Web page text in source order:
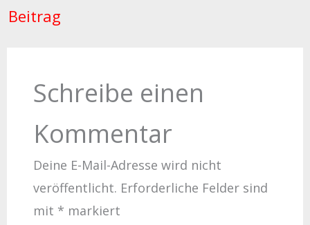
Beitrag
Schreibe einen
Kommentar
Deine E-Mail-Adresse wird nicht
veröffentlicht. Erforderliche Felder sind
mit * markiert